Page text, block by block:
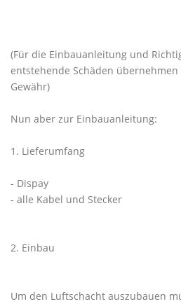
(Für die Einbauanleitung und
entstehende Schäden
Gewähr)
Nun aber zur Einbauanleitung:
1. Lieferumfang
- Dispay
- alle Kabel und Stecker
2. Einbau
Um den Luftschacht auszubauen